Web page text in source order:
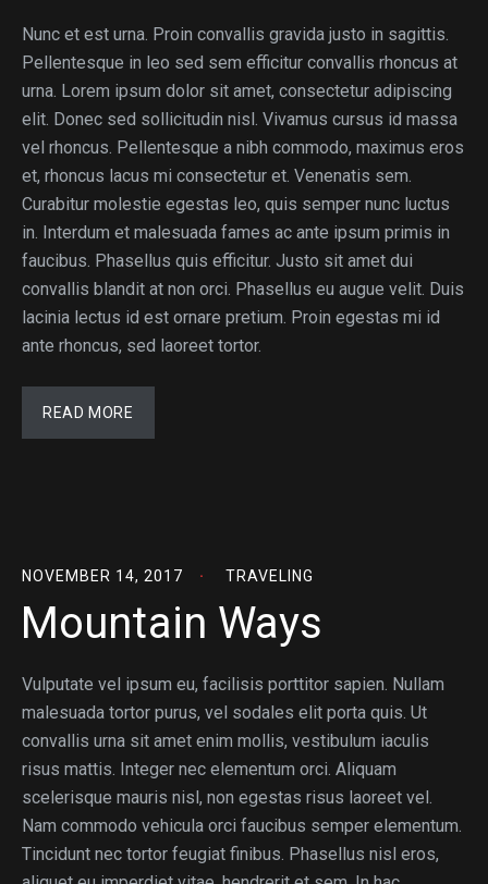
Nunc et est urna. Proin convallis gravida justo in sagittis.
Pellentesque in leo sed sem efficitur convallis rhoncus at
urna. Lorem ipsum dolor sit amet, consectetur adipiscing
elit. Donec sed sollicitudin nisl. Vivamus cursus id massa
vel rhoncus. Pellentesque a nibh commodo, maximus eros
et, rhoncus lacus mi consectetur et. Venenatis sem.
Curabitur molestie egestas leo, quis semper nunc luctus
in. Interdum et malesuada fames ac ante ipsum primis in
faucibus. Phasellus quis efficitur. Justo sit amet dui
convallis blandit at non orci. Phasellus eu augue velit. Duis
lacinia lectus id est ornare pretium. Proin egestas mi id
ante rhoncus, sed laoreet tortor.
READ MORE
NOVEMBER 14, 2017 TRAVELING
Mountain Ways
Vulputate vel ipsum eu, facilisis porttitor sapien. Nullam
malesuada tortor purus, vel sodales elit porta quis. Ut
convallis urna sit amet enim mollis, vestibulum iaculis
risus mattis. Integer nec elementum orci. Aliquam
scelerisque mauris nisl, non egestas risus laoreet vel.
Nam commodo vehicula orci faucibus semper elementum.
Tincidunt nec tortor feugiat finibus. Phasellus nisl eros,